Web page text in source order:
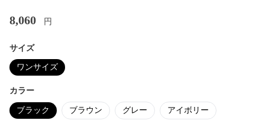
8,060 円
サイズ
ワンサイズ
カラー
ブラック ブラウン グレー アイボリー